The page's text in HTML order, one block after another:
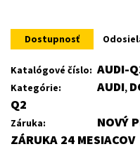
was:
168 €.
is:
143
Dostupnosť
Katalógové číslo: AUDI-
Kategórie: AUDI,
Q2
Záruka:
NOVÝ
ZÁRUKA 24 MESIACOV